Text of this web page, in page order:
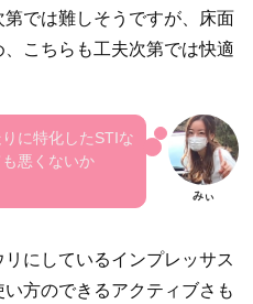
では難しそうですが、床面
こちらも工夫次第では快適
に特化したSTIな
悪くないか
にしているインプレッサス
方のできるアクティブさも